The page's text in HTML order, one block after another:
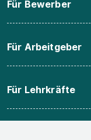
Für Bewerber
Für Arbeitgeber
Für Lehrkräfte